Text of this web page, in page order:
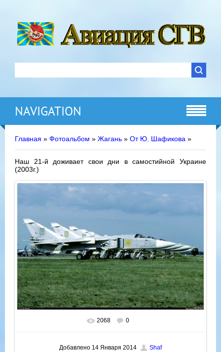
NAVIGATION
Главная » Фотоальбом » Жагань » От Ю. Шафикова »
Наш 21-й доживает свои дни в самостийной Украине
(2003г.)
В реальном размере 1000x677
2068 0
Добавлено 14 Января 2014 Shaf